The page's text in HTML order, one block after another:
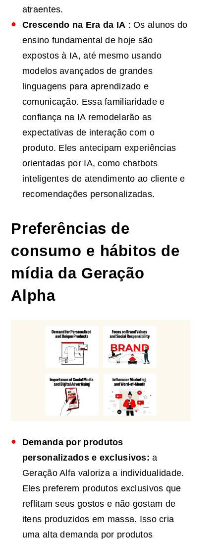
atraentes.
Crescendo na Era da IA : Os alunos do
ensino fundamental de hoje são
expostos à IA, até mesmo usando
modelos avançados de grandes
linguagens para aprendizado e
comunicação. Essa familiaridade e
confiança na IA remodelarão as
expectativas de interação com o
produto. Eles antecipam experiências
orientadas por IA, como chatbots
inteligentes de atendimento ao cliente e
recomendações personalizadas.
Preferências de
consumo e hábitos de
mídia da Geração
Alpha
Demanda por produtos
personalizados e exclusivos: a
Geração Alfa valoriza a individualidade.
Eles preferem produtos exclusivos que
reflitam seus gostos e não gostam de
itens produzidos em massa. Isso cria
uma alta demanda por produtos